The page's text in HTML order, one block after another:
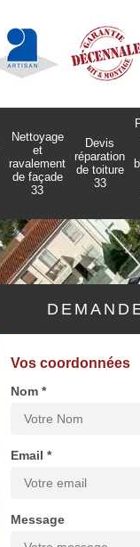
Nettoyage
et
ravalement
de façade
33
Devis
réparation
de toiture
33
Vos coordonnées
Nom *
Email *
Message